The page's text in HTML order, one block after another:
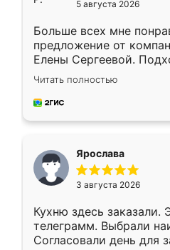
5 августа 2026
Больше всех мне
предложение от
Елены Сергеевой.
короткие сроки
для замера сотрудник
предложил по моему
Читать полностью
Ярослава
3 августа 2026
Кухню здесь заказали.
телеграмм. Выбрали
Согласовали день для